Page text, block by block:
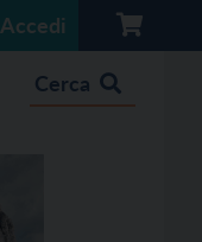
Accedi
Cerca